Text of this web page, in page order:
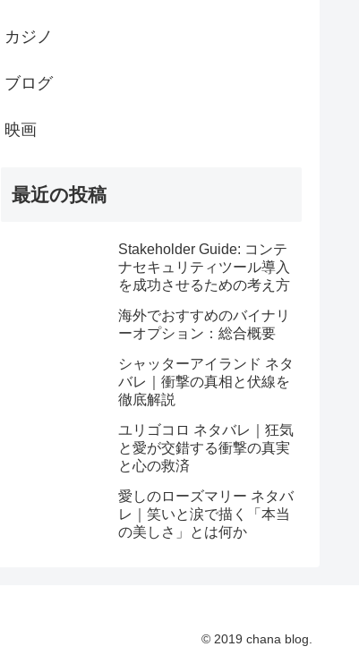
カジノ
ブログ
映画
最近の投稿
Stakeholder Guide: コンテ
ナセキュリティツール導入
を成功させるための考え方
海外でおすすめのバイナリ
ーオプション：総合概要
シャッターアイランド ネタ
バレ｜衝撃の真相と伏線を
徹底解説
ユリゴコロ ネタバレ｜狂気
と愛が交錯する衝撃の真実
と心の救済
愛しのローズマリー ネタバ
レ｜笑いと涙で描く「本当
の美しさ」とは何か
© 2019 chana blog.